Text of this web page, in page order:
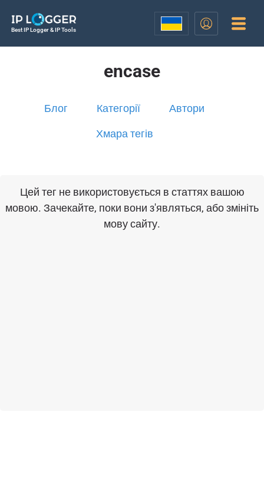
Best IP Logger & IP Tools
encase
Блог Категорії Автори
Хмара тегів